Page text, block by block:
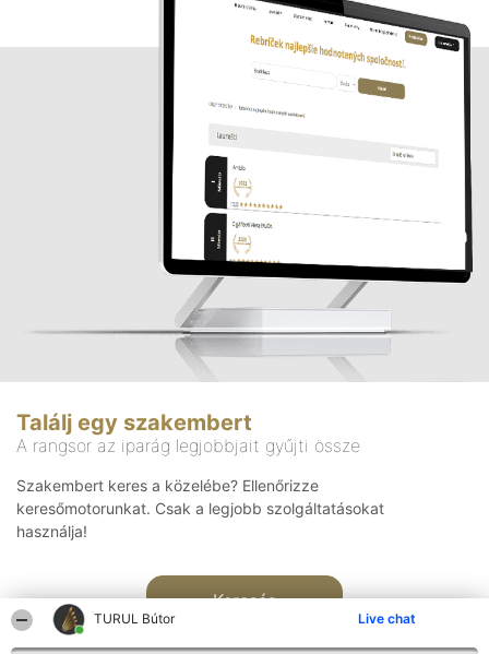
TURUL Bútor Live chat
Találj egy szakembert
A rangsor az iparág legjobbjait gyűjti össze
Szakembert keres a közelébe? Ellenőrizze
keresőmotorunkat. Csak a legjobb szolgáltatásokat
használja!
Keresés